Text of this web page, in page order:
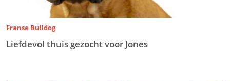
Franse Bulldog
Liefdevol thuis gezocht voor Jones